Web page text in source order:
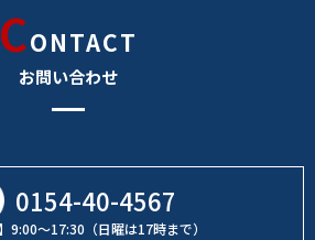
CONTACT
お問い合わせ
0154-40-4567
9:00～17:30（日曜は17時まで）